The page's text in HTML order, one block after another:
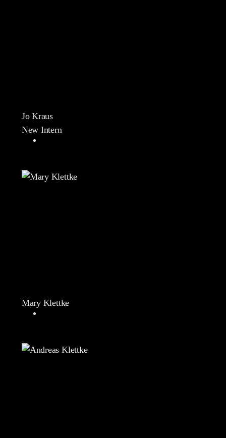
Jo Kraus
New Intern
Mary Klettke